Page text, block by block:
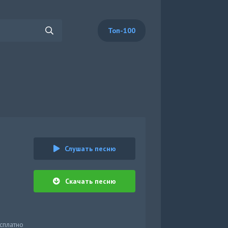
Топ-100
Слушать песню
Скачать песню